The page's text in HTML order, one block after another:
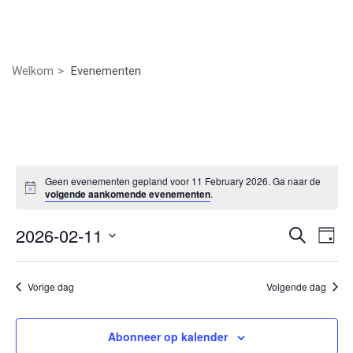
Welkom Evenementen
Geen evenementen gepland voor 11 February 2026. Ga naar de
volgende aankomende evenementen.
en
Zoeken
Dag
2026-02-11
datum.
Vorige dag Volgende dag
Abonneer op kalender